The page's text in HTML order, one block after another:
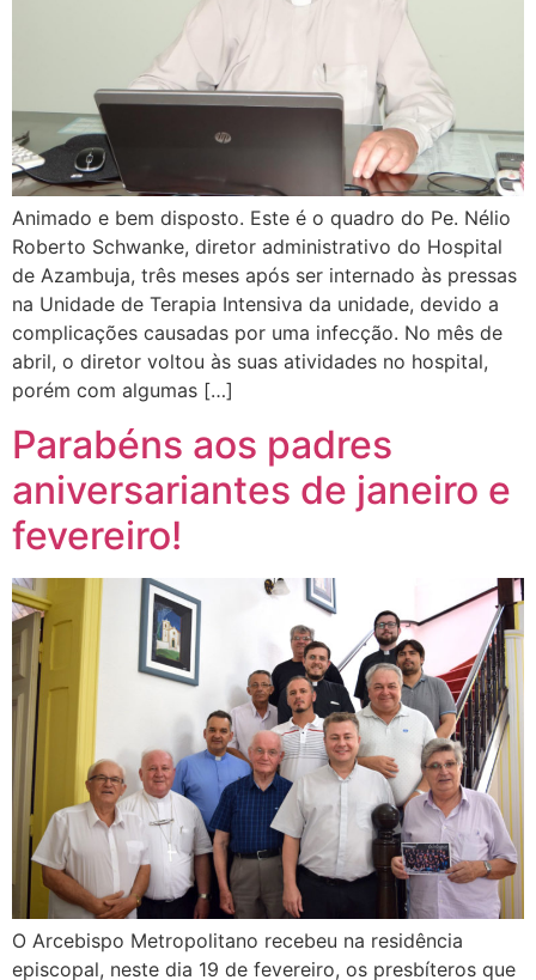
Animado e bem disposto. Este é o quadro do Pe. Nélio
Roberto Schwanke, diretor administrativo do Hospital
de Azambuja, três meses após ser internado às pressas
na Unidade de Terapia Intensiva da unidade, devido a
complicações causadas por uma infecção. No mês de
abril, o diretor voltou às suas atividades no hospital,
porém com algumas […]
Parabéns aos padres
aniversariantes de janeiro e
fevereiro!
O Arcebispo Metropolitano recebeu na residência
episcopal, neste dia 19 de fevereiro, os presbíteros que